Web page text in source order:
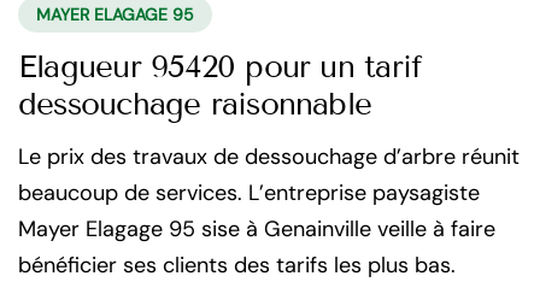
MAYER ELAGAGE 95
Elagueur 95420 pour un tarif
dessouchage raisonnable
Le prix des travaux de dessouchage d’arbre réunit
beaucoup de services. L’entreprise paysagiste
Mayer Elagage 95 sise à Genainville veille à faire
bénéficier ses clients des tarifs les plus bas.